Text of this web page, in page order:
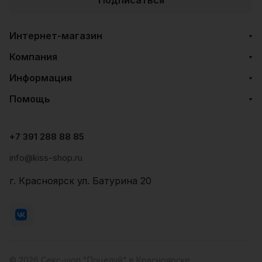
Интернет-магазин
Компания
Информация
Помощь
+7 391 288 88 85
info@kiss-shop.ru
г. Красноярск ул. Батурина 20